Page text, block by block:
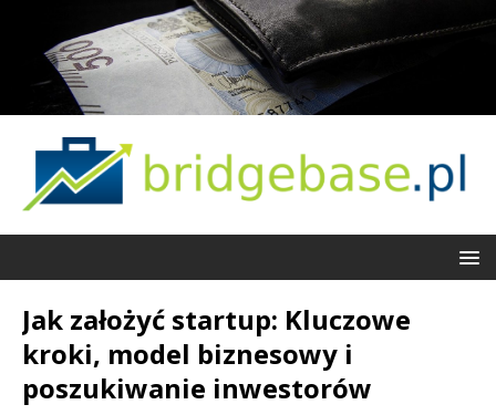
Jak założyć startup: Kluczowe
kroki, model biznesowy i
poszukiwanie inwestorów